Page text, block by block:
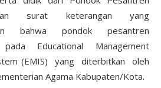
surat keterangan yang
bahwa pondok pesantren
Educational Management
(EMIS) yang diterbitkan oleh
Agama Kabupaten/Kota.